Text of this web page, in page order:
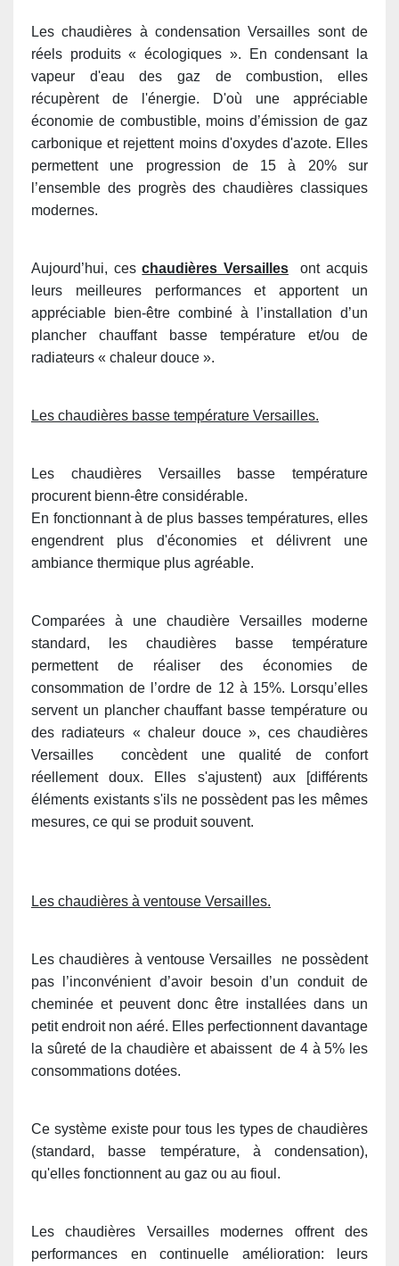
Les chaudières à condensation Versailles sont de
réels produits « écologiques ». En condensant la
vapeur d'eau des gaz de combustion, elles
récupèrent de l'énergie. D'où une appréciable
économie de combustible, moins d’émission de gaz
carbonique et rejettent moins d'oxydes d'azote. Elles
permettent une progression de 15 à 20% sur
l’ensemble des progrès des chaudières classiques
modernes.
Aujourd’hui, ceschaudières Versailles ont acquis
leurs meilleures performances et apportent un
appréciable bien-être combiné à l’installation d’un
plancher chauffant basse température et/ou de
radiateurs « chaleur douce ».
Les chaudières basse température Versailles.
Les chaudières Versailles basse température
procurent bienn-être considérable.
En fonctionnant à de plus basses températures, elles
engendrent plus d'économies et délivrent une
ambiance thermique plus agréable.
Comparées à une chaudière Versailles moderne
standard, les chaudières basse température
permettent de réaliser des économies de
consommation de l’ordre de 12 à 15%. Lorsqu’elles
servent un plancher chauffant basse température ou
des radiateurs « chaleur douce », ces chaudières
Versailles concèdent une qualité de confort
réellement doux. Elles s'ajustent) aux [différents
éléments existants s'ils ne possèdent pas les mêmes
mesures, ce qui se produit souvent.
Les chaudières à ventouse Versailles.
Les chaudières à ventouse Versailles ne possèdent
pas l’inconvénient d’avoir besoin d’un conduit de
cheminée et peuvent donc être installées dans un
petit endroit non aéré. Elles perfectionnent davantage
la sûreté de la chaudière et abaissent de 4 à 5% les
consommations dotées.
Ce système existe pour tous les types de chaudières
(standard, basse température, à condensation),
qu'elles fonctionnent au gaz ou au fioul.
Les chaudières Versailles modernes offrent des
performances en continuelle amélioration: leurs